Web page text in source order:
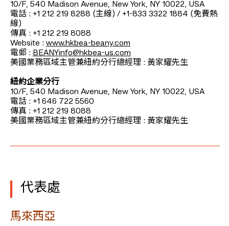
10/F, 540 Madison Avenue, New York, NY 10022, USA
電話 : +1 212 219 8288 (主線) / +1-833 3322 1884 (免費熱
線)
傳真 : +1 212 219 8088
Website : www.hkbea-beany.com
電郵 : BEANYinfo@hkbea-us.com
美國業務區域主管兼紐約分行總經理 : 黃家耀先生
紐約企業分行
10/F, 540 Madison Avenue, New York, NY 10022, USA
電話 : +1 646 722 5560
傳真 : +1 212 219 8088
美國業務區域主管兼紐約分行總經理 : 黃家耀先生
代表處
馬來西亞